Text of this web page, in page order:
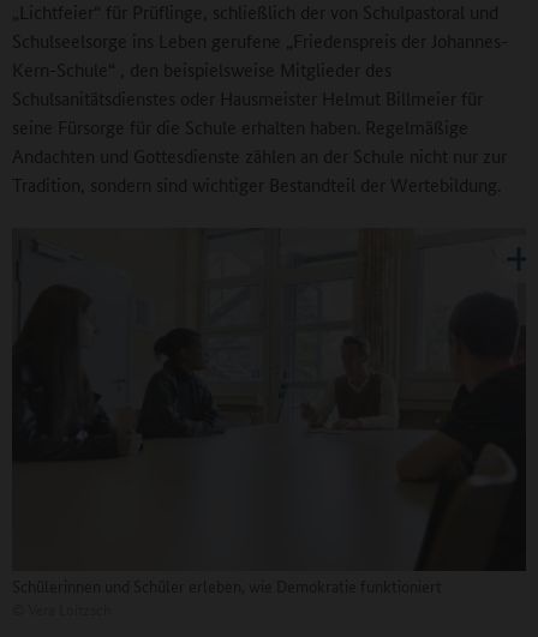
„Lichtfeier“ für Prüflinge, schließlich der von Schulpastoral und
Schulseelsorge ins Leben gerufene „Friedenspreis der Johannes-
Kern-Schule“ , den beispielsweise Mitglieder des
Schulsanitätsdienstes oder Hausmeister Helmut Billmeier für
seine Fürsorge für die Schule erhalten haben. Regelmäßige
Andachten und Gottesdienste zählen an der Schule nicht nur zur
Tradition, sondern sind wichtiger Bestandteil der Wertebildung.